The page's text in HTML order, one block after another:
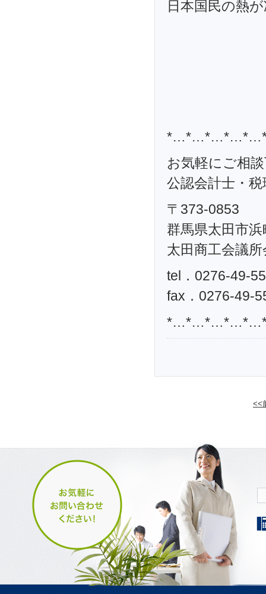
日本国民の熱
お気軽にご相
公認会計士・
〒373-0853
群馬県太田市
太田商工会議
tel．0276-49-
fax．0276-49-
<<